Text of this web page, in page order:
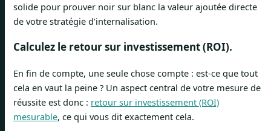
solide pour prouver noir sur blanc la valeur ajoutée directe
de votre stratégie d’internalisation.
Calculez le retour sur investissement (ROI).
En fin de compte, une seule chose compte : est-ce que tout
cela en vaut la peine ? Un aspect central de votre mesure de
réussite est donc : retour sur investissement (ROI)
mesurable, ce qui vous dit exactement cela.